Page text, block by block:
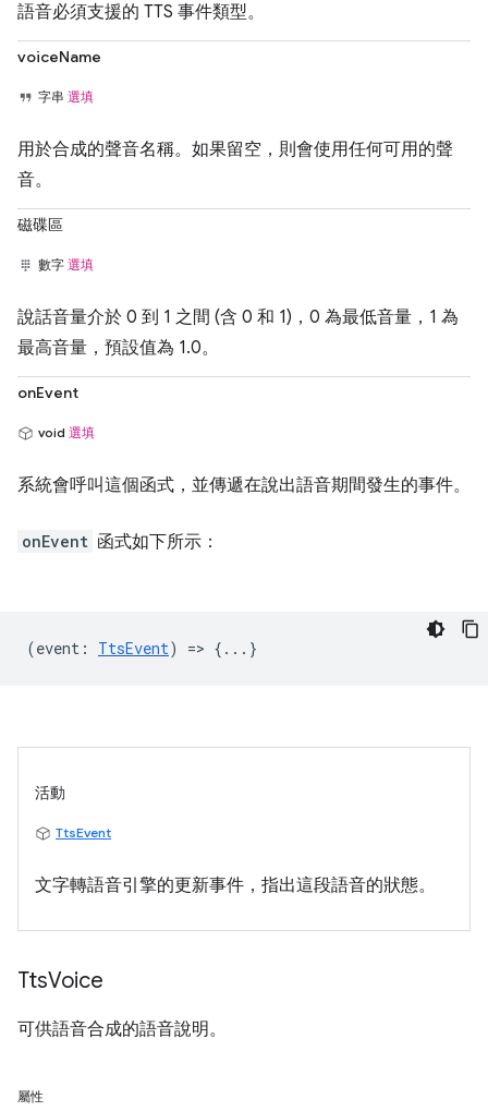
語音必須支援的 TTS 事件類型。
voiceName
字串 選填
用於合成的聲音名稱。如果留空，則會使用任何可用的聲
音。
磁碟區
數字 選填
說話音量介於 0 到 1 之間 (含 0 和 1)，0 為最低音量，1 為
最高音量，預設值為 1.0。
onEvent
void 選填
系統會呼叫這個函式，並傳遞在說出語音期間發生的事件。
onEvent 函式如下所示：
(event : TtsEvent) => {...}
活動
TtsEvent
文字轉語音引擎的更新事件，指出這段語音的狀態。
TtsVoice
可供語音合成的語音說明。
屬性